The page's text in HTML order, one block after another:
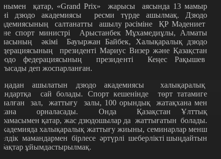
қатар, «Grand Prix» жарысы аясында 13 мамыр
дзюдо академиясы ресми түрде ашылмақ. Дзюдо
салтанатты ашылу рәсіміне ҚР Мәдениет
спорт министрі Арыстанбек Мұхамедиұлы, Алматы
әкімі Бауыржан Байбек, Халықаралық дзюдо
президенті Мариус Визер және Қазақстан
федерациясының президенті Кеңес Рақышев
деп жоспарланған.
ашылатын дзюдо академиясы халықаралық
сай болады. Спорт кешенінде төрт татамиге
зал, жаттығу залы, 100 орындық жатақхана мен
орналасады. Онда Қазақстан Ұлттық
қатар, жас дзюдошылар да жаттығатын болады.
халықаралық жаттығу жиыны, семинарлар менш
мамандармен бірлесе әртүрлі шеберлікті шыңдайтын
ұйымдастырылмақ.